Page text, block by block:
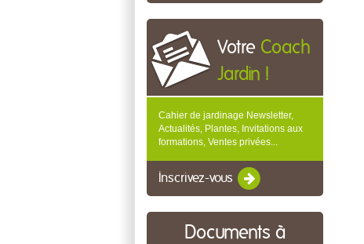
Votre Coach
Jardin !
Cahier de jardinage Newsletter,
Actualités, Plantes, Invitations aux
formations, Ventes privées...
Inscrivez-vous
Documents à